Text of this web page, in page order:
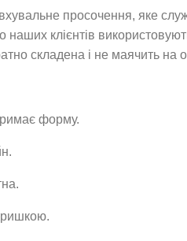
просочення, яке
наших клієнтів
складена і не маячить на
форму.